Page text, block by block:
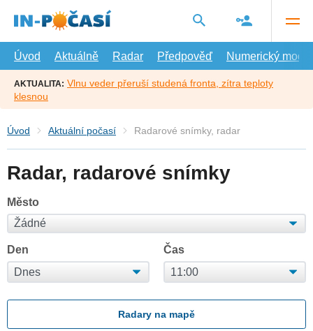
hlavní
Úvod
Aktuálně Radar Předpověď Numerický model
AKTUALITA: Vlnu veder přeruší studená fronta, zítra teploty
klesnou
Úvod Aktuální počasí Radarové snímky, radar
Radar, radarové snímky
Město
Den Čas
Radary na mapě